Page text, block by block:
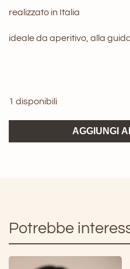
realizzato in Italia
ideale da aperitivo, alla
1 disponibili
Irim
AGGIUNGI
Potrebbe